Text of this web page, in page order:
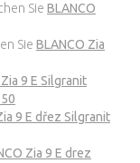
Sie BLANCO
Sie BLANCO Zia
9 E Silgranit
9 E dřez Silgranit
Zia 9 E drez